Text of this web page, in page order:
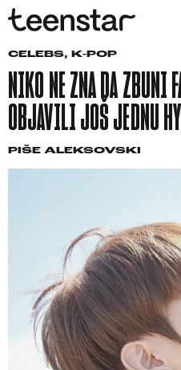
CELEBS, K-POP
NIKO NE ZNA DA ZBUNI
OBJAVILI JOŠ JEDNU
PIŠE ALEKSOVSKI